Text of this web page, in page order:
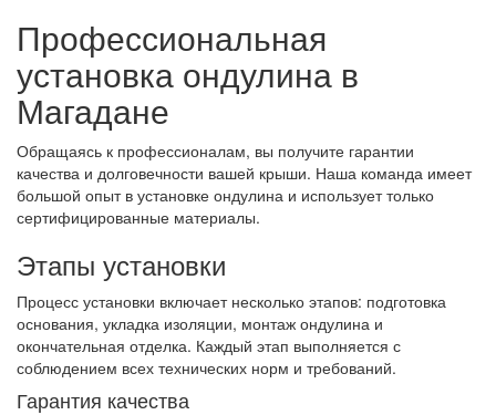
Профессиональная
установка ондулина в
Магадане
Обращаясь к профессионалам, вы получите гарантии
качества и долговечности вашей крыши. Наша команда имеет
большой опыт в установке ондулина и использует только
сертифицированные материалы.
Этапы установки
Процесс установки включает несколько этапов: подготовка
основания, укладка изоляции, монтаж ондулина и
окончательная отделка. Каждый этап выполняется с
соблюдением всех технических норм и требований.
Гарантия качества